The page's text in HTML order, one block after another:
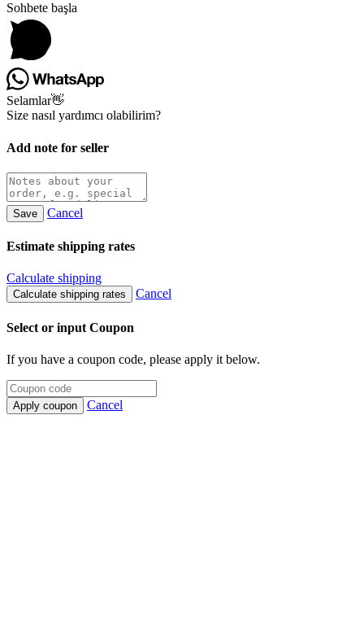
Sohbete başla
Selamlar👋
Size nasıl yardımcı olabilirim?
Add note for seller
Save Cancel
Estimate shipping rates
Calculate shipping
Calculate shipping rates Cancel
Select or input Coupon
If you have a coupon code, please apply it below.
Apply coupon Cancel